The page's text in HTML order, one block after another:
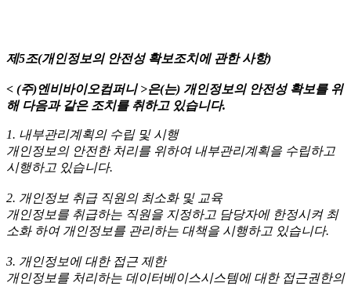
제5조(개인정보의 안전성 확보조치에 관한 사항)
< (주)엔비바이오컴퍼니 >은(는) 개인정보의 안전성 확보를 위
해 다음과 같은 조치를 취하고 있습니다.
1. 내부관리계획의 수립 및 시행
개인정보의 안전한 처리를 위하여 내부관리계획을 수립하고
시행하고 있습니다.
2. 개인정보 취급 직원의 최소화 및 교육
개인정보를 취급하는 직원을 지정하고 담당자에 한정시켜 최
소화 하여 개인정보를 관리하는 대책을 시행하고 있습니다.
3. 개인정보에 대한 접근 제한
개인정보를 처리하는 데이터베이스시스템에 대한 접근권한의